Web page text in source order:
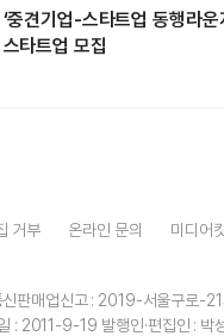
‘중견기업-스타트업 동행라운
스타트업 모집
거부 온라인 문의 미디어
신판매업신고 : 2019-서울구로-
: 2011-9-19 발행인·편집인 : 박